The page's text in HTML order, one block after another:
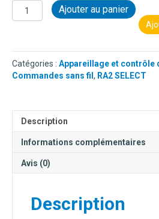
quantité
de
FIL
PICO
4
-
GROUPES
store)
Ajouter au panier
Catégories : Appareillage et contrôle
Commandes sans fil , RA2 SELECT
Description
Informations complémentaires
Avis (0)
Description